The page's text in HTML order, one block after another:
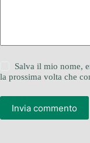
Salva il mio nome,
la prossima volta che
Invia commento